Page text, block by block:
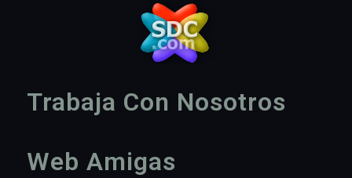
Trabaja Con Nosotros
Web Amigas